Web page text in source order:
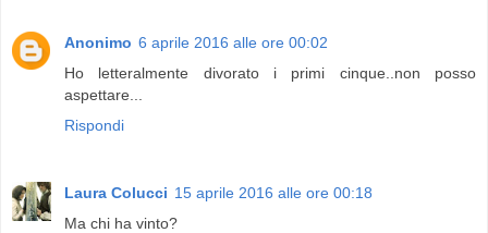
Anonimo 6 aprile 2016 alle ore 00:02
Ho letteralmente divorato i primi cinque..non posso
aspettare...
Rispondi
Laura Colucci 15 aprile 2016 alle ore 00:18
Ma chi ha vinto?